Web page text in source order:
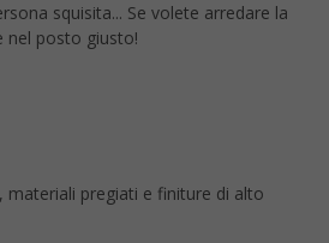
squisita... Se volete arredare la
nel posto giusto!
materiali pregiati e finiture di alto